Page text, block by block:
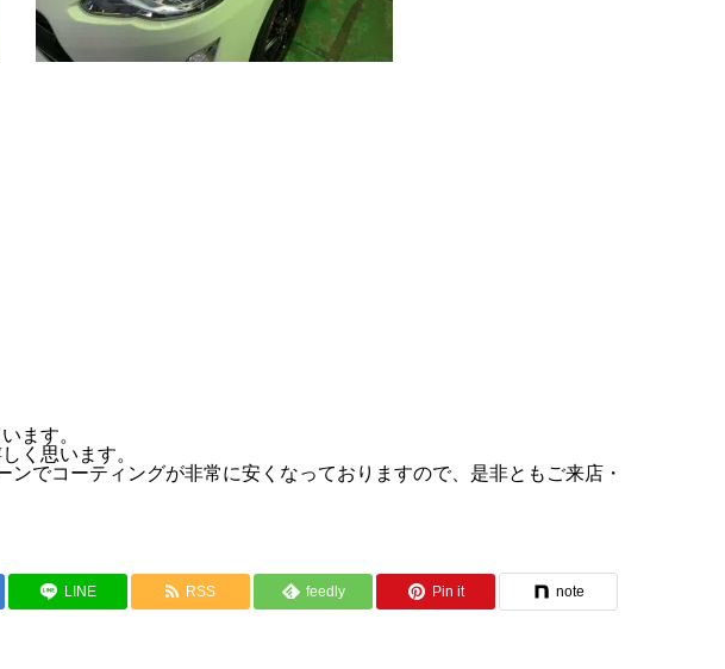
ます。
く思います。
でコーティングが非常に安くなっておりますので、是非ともご来店・
LINE RSS feedly Pin it note